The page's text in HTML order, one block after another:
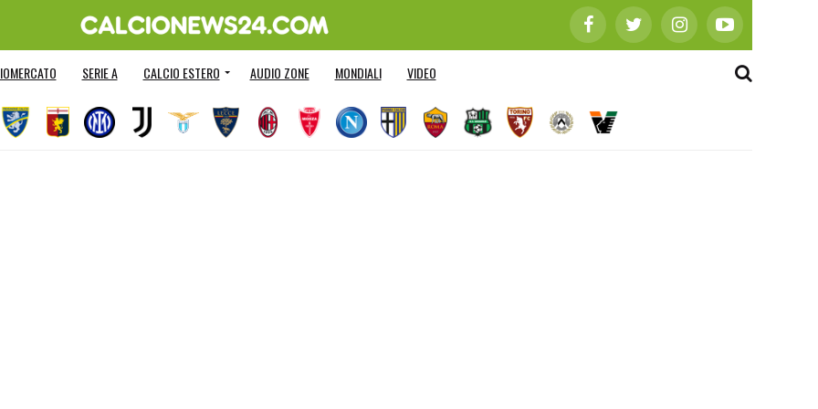
SERIE A CALCIO ESTERO AUDIO ZONE MONDIALI VIDEO